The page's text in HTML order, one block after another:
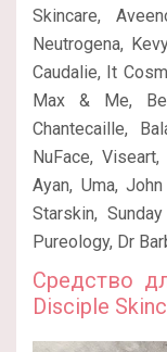
Skincare,
Neutrogena,
Caudalie, It
Max & Me,
Chantecaille,
NuFace,
Ayan, Uma,
Starskin,
Pureology, Dr
Средство
Disciple